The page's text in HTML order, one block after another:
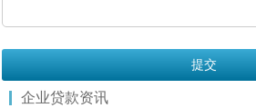
企业贷款资讯